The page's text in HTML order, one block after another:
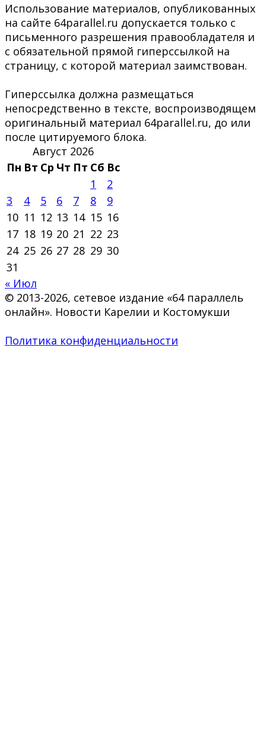
Использование материалов, опубликованных
на сайте 64parallel.ru допускается только с
письменного разрешения правообладателя и
с обязательной прямой гиперссылкой на
страницу, с которой материал заимствован.
Гиперссылка должна размещаться
непосредственно в тексте, воспроизводящем
оригинальный материал 64parallel.ru, до или
после цитируемого блока.
Август 2026
Пн Вт Ср Чт Пт Сб Вс
1
2
3
4 5 6 7 8
9
10 11 12 13 14 15 16
17 18 19 20 21 22 23
24 25 26 27 28 29 30
31
« Июл
© 2013-2026, сетевое издание «64 параллель
онлайн». Новости Карелии и Костомукши
Политика конфиденциальности